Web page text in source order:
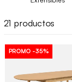
extensibles
21 productos
PROMO -35%